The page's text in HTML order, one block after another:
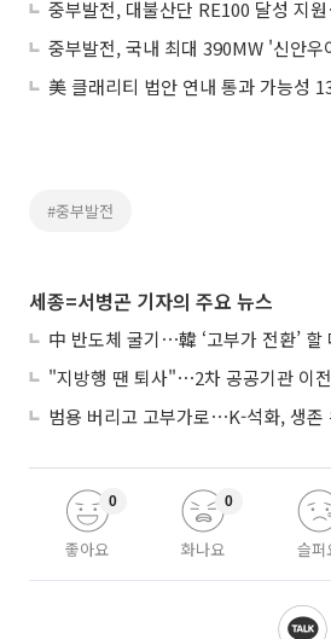
#중부발전
세종=서병곤 기자의 주요 뉴스
中 반도체 굴기⋯韓 ‘고부가 전환’ 할
좋아요
0
화나요
0
슬퍼